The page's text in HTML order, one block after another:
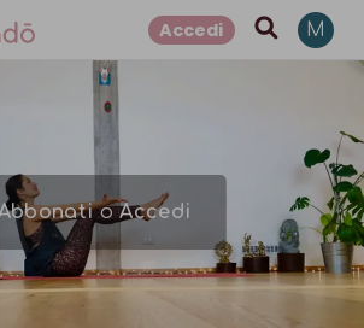
Accedi M
oAccedi